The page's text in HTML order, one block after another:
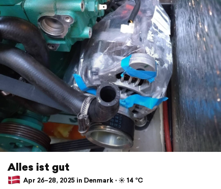
Alles ist gut
Apr 26–28, 2025 in Denmark ⋅ ☀️ 14 °C